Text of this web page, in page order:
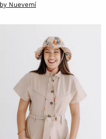
by Nuevemí